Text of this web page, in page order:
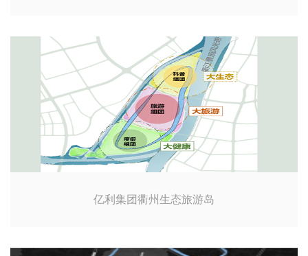
亿利集团衢州生态旅游岛